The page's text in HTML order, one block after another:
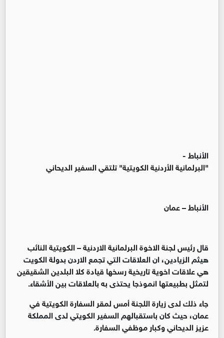
الأنباط -
"البرلمانية الأردنية الكويتية" تلتقي السفير الديحاني
الأنباط – عمان
قال رئيس لجنة الاخوة البرلمانية الاردنية – الكويتية النائب
هيثم الزيادين، ان العلاقات التي تجمع الاردن بدولة الكويت
هي علاقات اخوية تاريخية رسخها قيادة كلا البلدين الشقيقين
لتمثل بطبيعتها انموذجا يحتذى به بالعلاقات بين الأشقاء.
جاء ذلك لدى زيارة اللجنة أمس لمقر السفارة الكويتية في
عمان، حيث كان باستقبالهم السفير الكويتي لدى المملكة
عزيز الديحاني وكبار موظفي السفارة.